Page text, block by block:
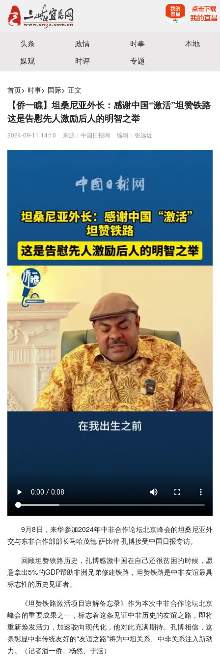
宜昌三峡融媒体中心主办
头条 政情 时事
本地
媒观
时评 专题
首页> 时事> 国际> 正文
【侨一瞧】坦桑尼亚外长：感谢中国“激活”坦赞铁路
这是告慰先人激励后人的明智之举
2024-09-11 14:10 来源：中国日报网 编辑：张远近
9月8日，来华参加2024年中非合作论坛北京峰会的坦桑尼亚外
交与东非合作部部长马哈茂德·萨比特·孔博接受中国日报专访。
回顾坦赞铁路历史，孔博感激中国在自己还很贫困的时候，愿
意拿出5%的GDP帮助非洲兄弟修建铁路，坦赞铁路是中非友谊最具
标志性的历史见证者。
《坦赞铁路激活项目谅解备忘录》作为本次中非合作论坛北京
峰会的重要成果之一，标志着这条见证中非历史的友谊之路，即将
重新焕发活力，加速驶向现代化，他对此充满期待。孔博相信，这
条彰显中非传统友好的“友谊之路”将为中坦关系、中非关系注入新动
力。（记者潘一侨、杨然、于涵）